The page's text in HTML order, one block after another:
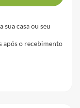
casa ou seu
após o recebimento